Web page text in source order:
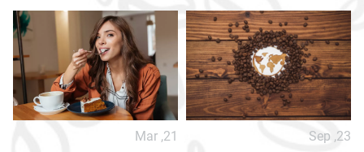
Sep ,23
Mar ,21